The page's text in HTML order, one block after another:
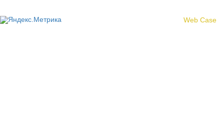
Web Case